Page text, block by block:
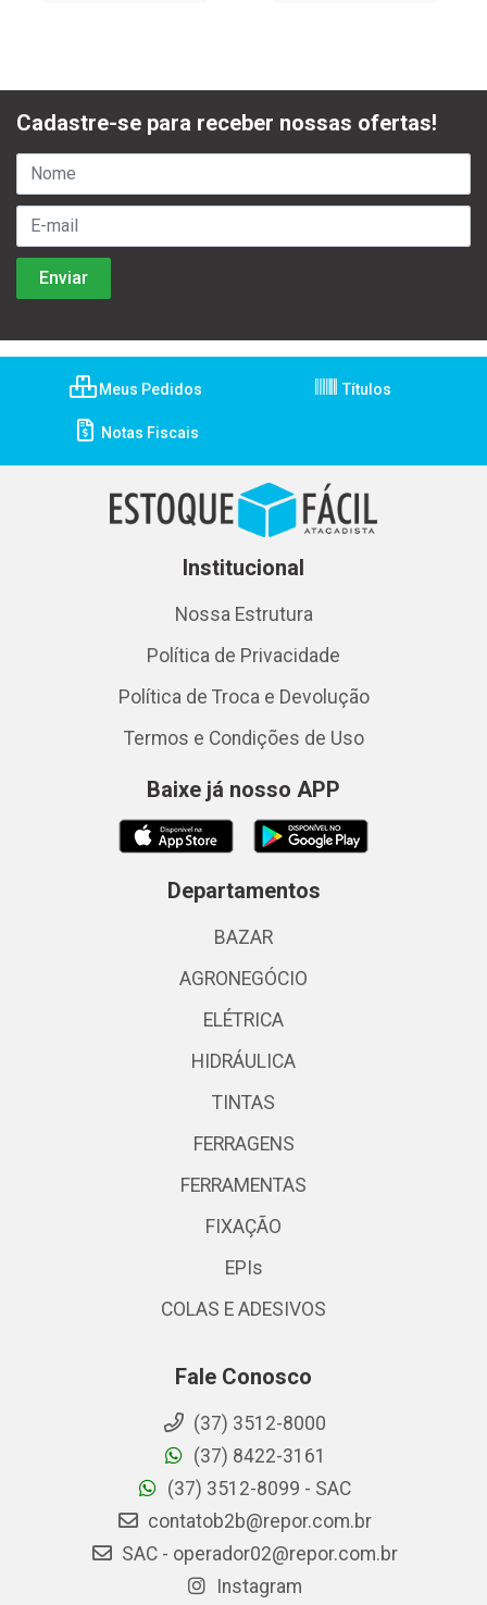
Cadastre-se para receber nossas ofertas!
Meus Pedidos Títulos
Notas Fiscais
Institucional
Nossa Estrutura
Política de Privacidade
Política de Troca e Devolução
Termos e Condições de Uso
Baixe já nosso APP
Departamentos
BAZAR
AGRONEGÓCIO
ELÉTRICA
HIDRÁULICA
TINTAS
FERRAGENS
FERRAMENTAS
FIXAÇÃO
EPIs
COLAS E ADESIVOS
Fale Conosco
(37) 3512-8000
(37) 8422-3161
(37) 3512-8099 - SAC
contatob2b@repor.com.br
SAC - operador02@repor.com.br
Instagram